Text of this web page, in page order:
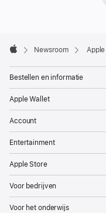
Footer

Newsroom
Bestellen en informatie
Apple Wallet
Account
Entertainment
Apple Store
Voor bedrijven
Voor het onderwijs